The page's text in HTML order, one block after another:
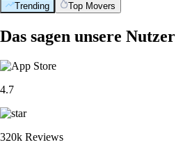
Trending Top Movers
Das sagen unsere Nutzer
4.7
320k Reviews